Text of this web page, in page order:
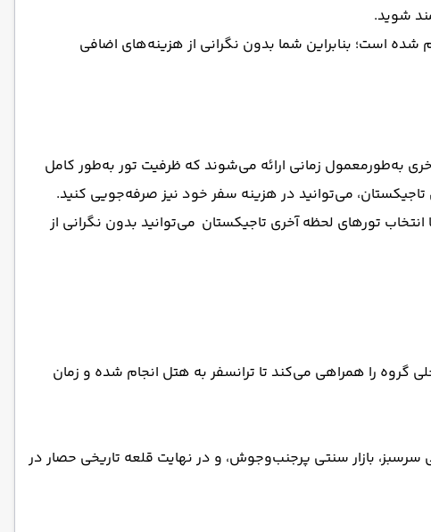
شوید.
است؛ بنابراین شما بدون نگرانی از هزینه‌های اضافی
به‌طورمعمول زمانی ارائه می‌شوند که ظرفیت تور به‌طور کامل
می‌توانید در هزینه سفر خود نیز صرفه‌جویی کنید.
تورهای لحظه آخری تاجیکستان می‌توانید بدون نگرانی از
گروه را همراهی می‌کند تا ترانسفر به هتل انجام شده و زمان
سرسبز، بازار سنتی پرجنب‌وجوش، و در نهایت قلعه تاریخی حصار در